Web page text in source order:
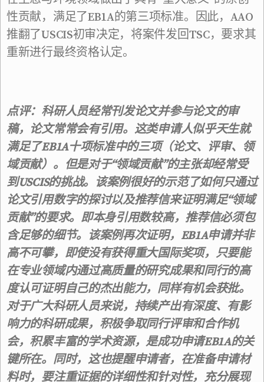
性贡献，满足了EB1A的第三项标准。因此，AAO
推翻了USCIS初审决定，将案件发回TSC，要求其
重新进行最终资格认定。
点评：科研人员经常刊发论文并参与论文的审
稿，论文常常会有引用。这类申请人似乎天生就
满足了EB1A十项标准中的三项（论文、评审、领
域贡献）。但是对于“领域贡献”的主张却经常受
到USCIS的挑战。该案例很好的示范了如何只通过
论文引用数字的探讨以及推荐信来证明满足“领域
贡献”的要求。即本身引用数较高，推荐信必须包
含足够的细节。该案例再次证明，EB1A申请并非
高不可攀，即使没有获得重大国际奖项，只要能
在专业领域内通过高质量的研究成果和同行的高
度认可证明自己的杰出能力，同样有机会获批。
对于广大科研人员来说，持续产出有深度、有影
响力的科研成果，积极争取同行评审和合作机
会，积累丰富的学术资源，是成功申请EB1A的关
键所在。同时，这也提醒申请者，在准备申请材
料时，要注重证据的详细性和针对性，充分展现